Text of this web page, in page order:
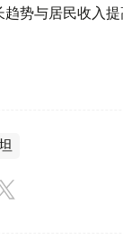
势与居民收入